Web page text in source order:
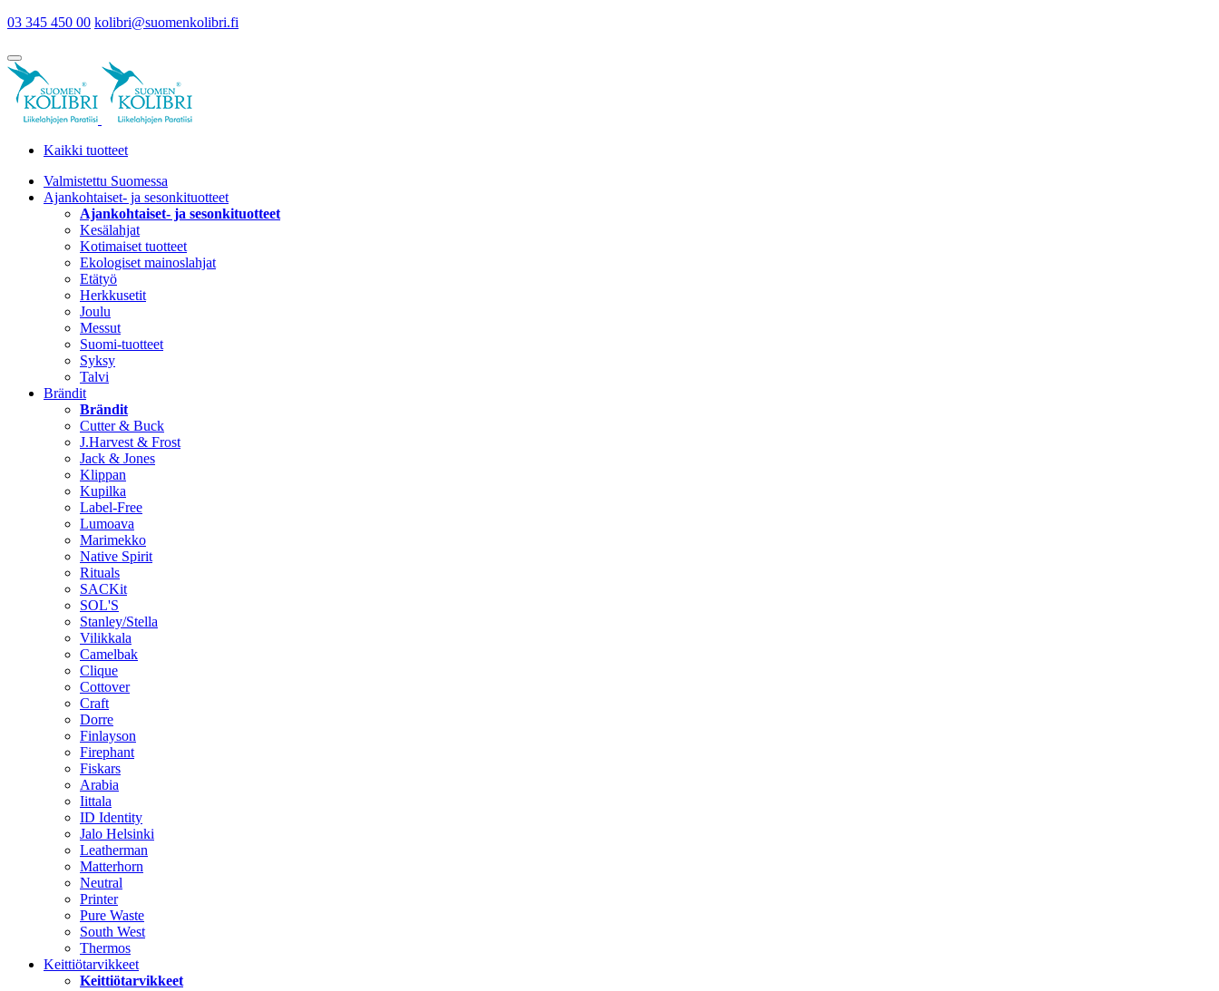
03 345 450 00 kolibri@suomenkolibri.fi
Kaikki tuotteet
Valmistettu Suomessa
Ajankohtaiset- ja sesonkituotteet
Ajankohtaiset- ja sesonkituotteet
Kesälahjat
Kotimaiset tuotteet
Ekologiset mainoslahjat
Etätyö
Herkkusetit
Joulu
Messut
Suomi-tuotteet
Syksy
Talvi
Brändit
Brändit
Cutter & Buck
J.Harvest & Frost
Jack & Jones
Klippan
Kupilka
Label-Free
Lumoava
Marimekko
Native Spirit
Rituals
SACKit
SOL'S
Stanley/Stella
Vilikkala
Camelbak
Clique
Cottover
Craft
Dorre
Finlayson
Firephant
Fiskars
Arabia
Iittala
ID Identity
Jalo Helsinki
Leatherman
Matterhorn
Neutral
Printer
Pure Waste
South West
Thermos
Keittiötarvikkeet
Keittiötarvikkeet